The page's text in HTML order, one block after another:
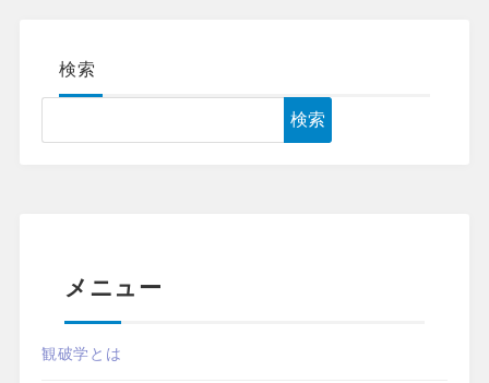
検索
検索
メニュー
観破学とは